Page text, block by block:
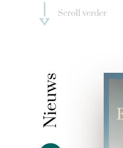
Scroll verder
Nieuws